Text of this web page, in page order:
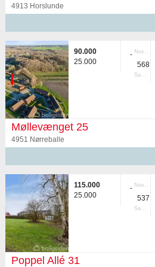
4913 Horslunde
90.000
25.000
- Nuvær.
568
Samlet
Møllevænget 25
4951 Nørreballe
115.000
25.000
- Nuvær.
537
Samlet
Poppel Allé 31